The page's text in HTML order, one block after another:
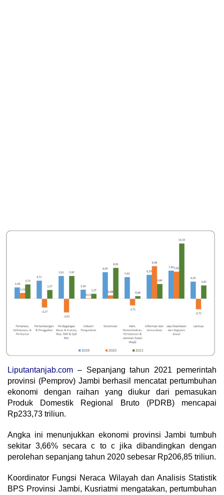
Liputantanjab.com – Sepanjang tahun 2021 pemerintah
provinsi (Pemprov) Jambi berhasil mencatat pertumbuhan
ekonomi dengan raihan yang diukur dari pemasukan
Produk Domestik Regional Bruto (PDRB) mencapai
Rp233,73 triliun.
Angka ini menunjukkan ekonomi provinsi Jambi tumbuh
sekitar 3,66% secara c to c jika dibandingkan dengan
perolehan sepanjang tahun 2020 sebesar Rp206,85 triliun.
Koordinator Fungsi Neraca Wilayah dan Analisis Statistik
BPS Provinsi Jambi, Kusriatmi mengatakan, pertumbuhan